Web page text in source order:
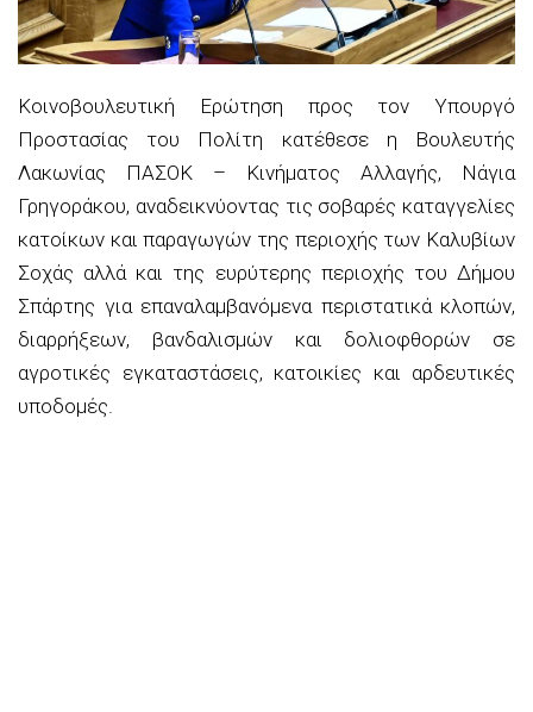
Κοινοβουλευτική Ερώτηση προς τον Υπουργό
Προστασίας του Πολίτη κατέθεσε η Βουλευτής
Λακωνίας ΠΑΣΟΚ – Κινήματος Αλλαγής, Νάγια
Γρηγοράκου, αναδεικνύοντας τις σοβαρές καταγγελίες
κατοίκων και παραγωγών της περιοχής των Καλυβίων
Σοχάς αλλά και της ευρύτερης περιοχής του Δήμου
Σπάρτης για επαναλαμβανόμενα περιστατικά κλοπών,
διαρρήξεων, βανδαλισμών και δολιοφθορών σε
αγροτικές εγκαταστάσεις, κατοικίες και αρδευτικές
υποδομές.